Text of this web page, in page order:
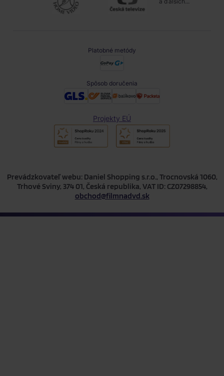
Platobné metódy
Spôsob doručenia
Projekty EÚ
Prevádzkovateľ webu: Daniel Shopping s.r.o., Trocnovská 1060,
Trhové Sviny, 374 01, Česká republika, VAT ID: CZ07298854,
obchod@filmnadvd.sk